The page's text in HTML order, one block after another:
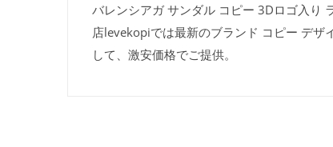
バレンシアガ サンダル コピー 3Dロゴ入り
店levekopiでは最新のブランド コピー デザ
して、激安価格でご提供。